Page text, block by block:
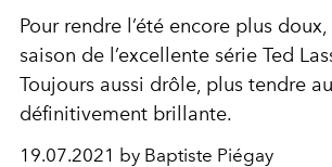
Pour rendre l’été encore plus
saison de l’excellente série Ted
Toujours aussi drôle, plus tendre
définitivement brillante.
19.07.2021 by Baptiste Piégay